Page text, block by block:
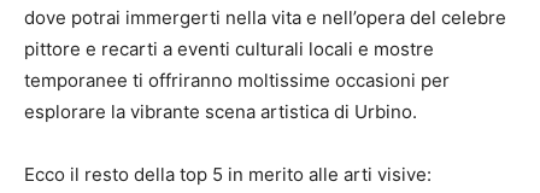
dove potrai immergerti nella vita e nell’opera del celebre
pittore e recarti a eventi culturali locali e mostre
temporanee ti offriranno moltissime occasioni per
esplorare la vibrante scena artistica di Urbino.
Ecco il resto della top 5 in merito alle arti visive: